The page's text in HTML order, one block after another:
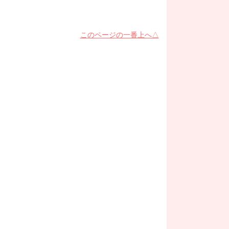
このページの一番上へ△